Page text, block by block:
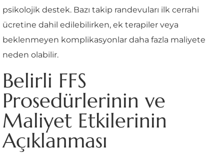
psikolojik destek. Bazı takip randevuları ilk cerrahi
ücretine dahil edilebilirken, ek terapiler veya
beklenmeyen komplikasyonlar daha fazla maliyete
neden olabilir.
Belirli FFS
Prosedürlerinin ve
Maliyet Etkilerinin
Açıklanması